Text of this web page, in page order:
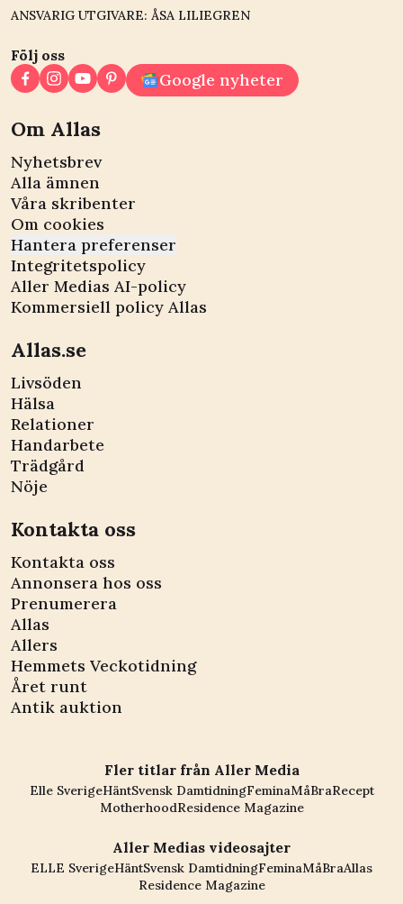
ANSVARIG UTGIVARE: ÅSA LILIEGREN
Följ oss
Google nyheter
Om Allas
Nyhetsbrev
Alla ämnen
Våra skribenter
Om cookies
Hantera preferenser
Integritetspolicy
Aller Medias AI-policy
Kommersiell policy Allas
Allas.se
Livsöden
Hälsa
Relationer
Handarbete
Trädgård
Nöje
Kontakta oss
Kontakta oss
Annonsera hos oss
Prenumerera
Allas
Allers
Hemmets Veckotidning
Året runt
Antik auktion
Fler titlar från Aller Media
Elle SverigeHäntSvensk DamtidningFeminaMåBraRecept
MotherhoodResidence Magazine
Aller Medias videosajter
ELLE SverigeHäntSvensk DamtidningFeminaMåBraAllas
Residence Magazine